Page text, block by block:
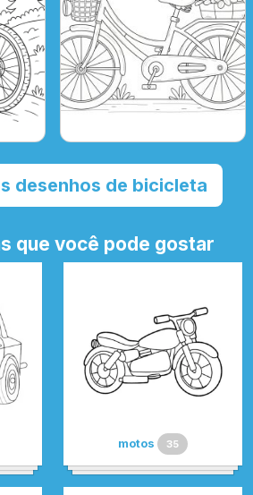
desenhos de bicicleta
que você pode gostar
motos 35